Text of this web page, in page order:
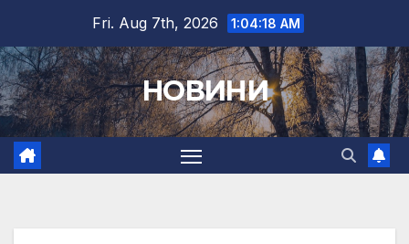
content
Fri. Aug 7th, 2026 1:04:19 AM
НОВИНИ